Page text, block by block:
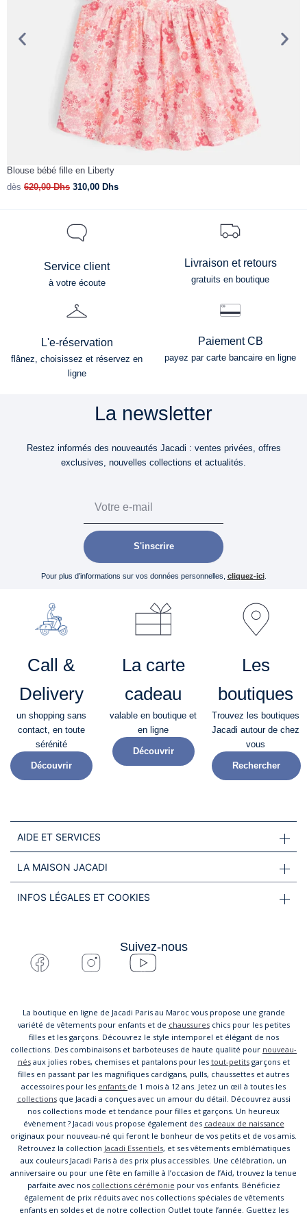
Blouse bébé fille en Liberty
dès 620,00Dhs 310,00 Dhs
Service client
à votre écoute
Livraison et retours
gratuits en boutique
L'e-réservation
flânez, choisissez et réservez en
ligne
Paiement CB
payez par carte bancaire en ligne
La newsletter
Restez informés des nouveautés Jacadi : ventes privées, offres
exclusives, nouvelles collections et actualités.
S'inscrire
Pour plus d’informations sur vos données personnelles, cliquez-ici.
Call &
Delivery
un shopping sans
contact, en toute
sérénité​
Découvrir
La carte
cadeau
valable en boutique et
en ligne
Découvrir
Les
boutiques
Trouvez les boutiques
Jacadi autour de chez
vous
Rechercher
AIDE ET SERVICES
LA MAISON JACADI
INFOS LÉGALES ET COOKIES
Suivez-nous
La boutique en ligne de Jacadi Paris au Maroc vous propose une grande
variété de vêtements pour enfants et de chaussureschics pour les petites
filles et les garçons. Découvrez le style intemporel et élégant de nos
collections. Des combinaisons et barboteuses de haute qualité pour nouveau-
nésaux jolies robes, chemises et pantalons pour les tout-petitsgarçons et
filles en passant par les magnifiques cardigans, pulls, chaussettes et autres
accessoires pour les enfants de 1 mois à 12 ans. Jetez un œil à toutes les
collectionsque Jacadi a conçues avec un amour du détail. Découvrez aussi
nos collections mode et tendance pour filles et garçons. Un heureux
évènement ? Jacadi vous propose également des cadeaux de naissance
originaux pour nouveau-né qui feront le bonheur de vos petits et de vos amis.
Retrouvez la collection Jacadi Essentiels, et ses vêtements emblématiques
aux couleurs Jacadi Paris à des prix plus accessibles. Une célébration, un
anniversaire ou pour une fête en famille à l’occasion de l’Aid, trouvez la tenue
parfaite avec nos collections cérémonie pour vos enfants. Bénéficiez
également de prix réduits avec nos collections spéciales de vêtements
enfants en soldes et de notre collection Outlet toute l’année. Guettez les